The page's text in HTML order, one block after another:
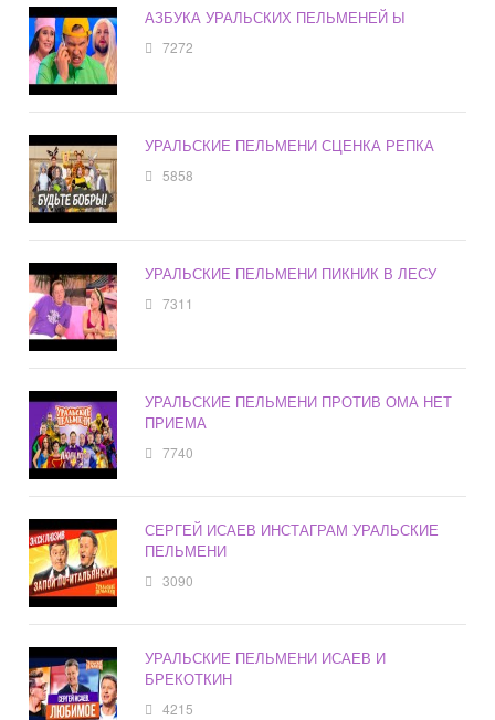
АЗБУКА УРАЛЬСКИХ ПЕЛЬМЕНЕЙ Ы
7272
УРАЛЬСКИЕ ПЕЛЬМЕНИ СЦЕНКА РЕПКА
5858
УРАЛЬСКИЕ ПЕЛЬМЕНИ ПИКНИК В ЛЕСУ
7311
УРАЛЬСКИЕ ПЕЛЬМЕНИ ПРОТИВ ОМА НЕТ
ПРИЕМА
7740
СЕРГЕЙ ИСАЕВ ИНСТАГРАМ УРАЛЬСКИЕ
ПЕЛЬМЕНИ
3090
УРАЛЬСКИЕ ПЕЛЬМЕНИ ИСАЕВ И
БРЕКОТКИН
4215